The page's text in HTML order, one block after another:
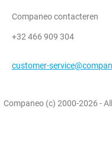
Companeo contacteren
+32 466 909 304
customer-
Companeo (c) 2000-2026 -